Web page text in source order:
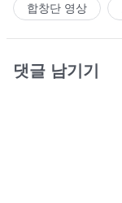
합창단 영상
댓글 남기기